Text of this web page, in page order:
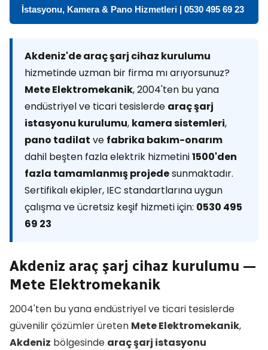
İstasyonu, Kamera & Pano Hizmetleri | 0530 495 69 23
Akdeniz'de araç şarj cihaz kurulumu
hizmetinde uzman bir firma mı arıyorsunuz?
Mete Elektromekanik, 2004'ten bu yana
endüstriyel ve ticari tesislerde araç şarj
istasyonu kurulumu, kamera sistemleri,
pano tadilat ve fabrika bakım-onarım
dahil beşten fazla elektrik hizmetini1500'den
fazla tamamlanmış projedesunmaktadır.
Sertifikalı ekipler, IEC standartlarına uygun
çalışma ve ücretsiz keşif hizmeti için: 0530 495
69 23
Akdeniz araç şarj cihaz kurulumu —
Mete Elektromekanik
2004'ten bu yana endüstriyel ve ticari tesislerde
güvenilir çözümler üreten Mete Elektromekanik,
Akdeniz bölgesinde araç şarj istasyonu